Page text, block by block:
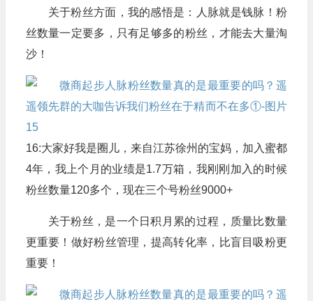
关于粉丝方面，我的感悟是：人脉就是钱脉！粉
丝数量一定要多，只有足够多的粉丝，才能去大量淘
沙！
16:大家好我是圈儿，来自江苏徐州的宝妈，加入蜜都
4年，我上个月的业绩是1.7万箱，我刚刚加入的时候
粉丝数量120多个，现在三个号粉丝9000+
关于粉丝，是一个日积月累的过程，质量比数量
更重要！做好粉丝管理，提高转化率，比盲目吸粉更
重要！